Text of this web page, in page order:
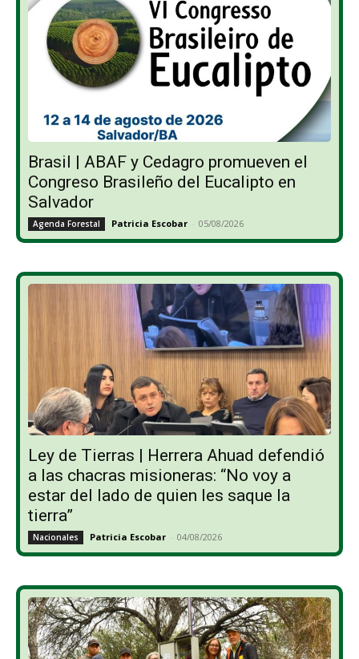
Brasil | ABAF y Cedagro promueven el
Congreso Brasileño del Eucalipto en
Salvador
Agenda Forestal Patricia Escobar - 05/08/2026
Ley de Tierras | Herrera Ahuad defendió
a las chacras misioneras: “No voy a
estar del lado de quien les saque la
tierra”
Nacionales Patricia Escobar - 04/08/2026